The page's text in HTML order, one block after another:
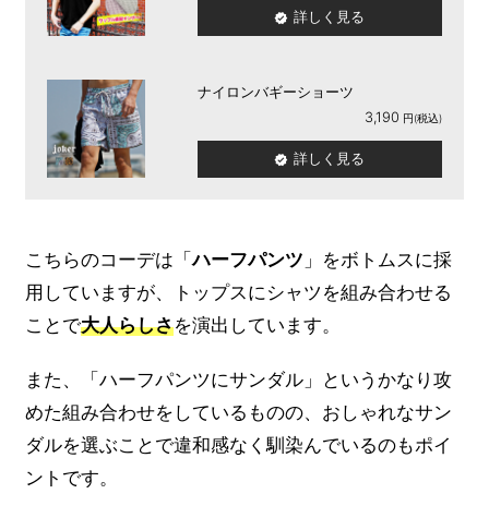
詳しく見る
ナイロンバギーショーツ
3,190
詳しく見る
こちらのコーデは「ハーフパンツ 」をボトムスに採
用していますが、トップスにシャツを組み合わせる
ことで大人らしさを演出しています。
また、「ハーフパンツにサンダル」というかなり攻
めた組み合わせをしているものの、おしゃれなサン
ダルを選ぶことで違和感なく馴染んでいるのもポイ
ントです。